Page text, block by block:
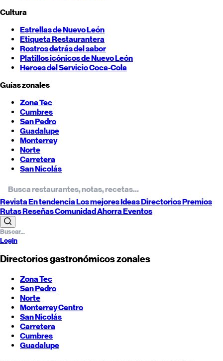
Cultura
Estrellas deNuevo León
Etiqueta Restaurantera
Rostros detrás del sabor
Platillos icónicos deNuevo León
Heroes del Servicio Coca-Cola
Guías zonales
Zona Tec
Cumbres
San Pedro
Guadalupe
Monterrey
Norte
Carretera
San Nicolás
RevistaEn tendenciaLos mejoresIdeasDirectoriosPremios
RutasReseñasComunidadAhorraEventos
Login
Directorios gastronómicos zonales
Zona Tec
San Pedro
Norte
MonterreyCentro
San Nicolás
Carretera
Cumbres
Guadalupe